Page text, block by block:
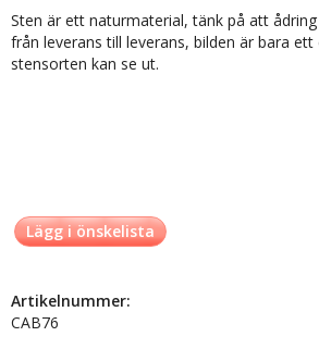
Sten är ett naturmaterial, tänk på att
från leverans till leverans, bilden är bara
stensorten kan se ut.
Lägg i önskelista
Artikelnummer:
CAB76